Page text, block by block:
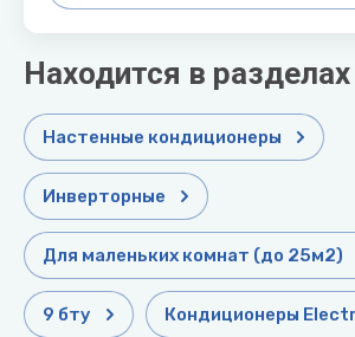
Находится в разделах
Настенные кондиционеры
Инверторные
Для маленьких комнат (до 25м2)
9 бту Кондиционеры